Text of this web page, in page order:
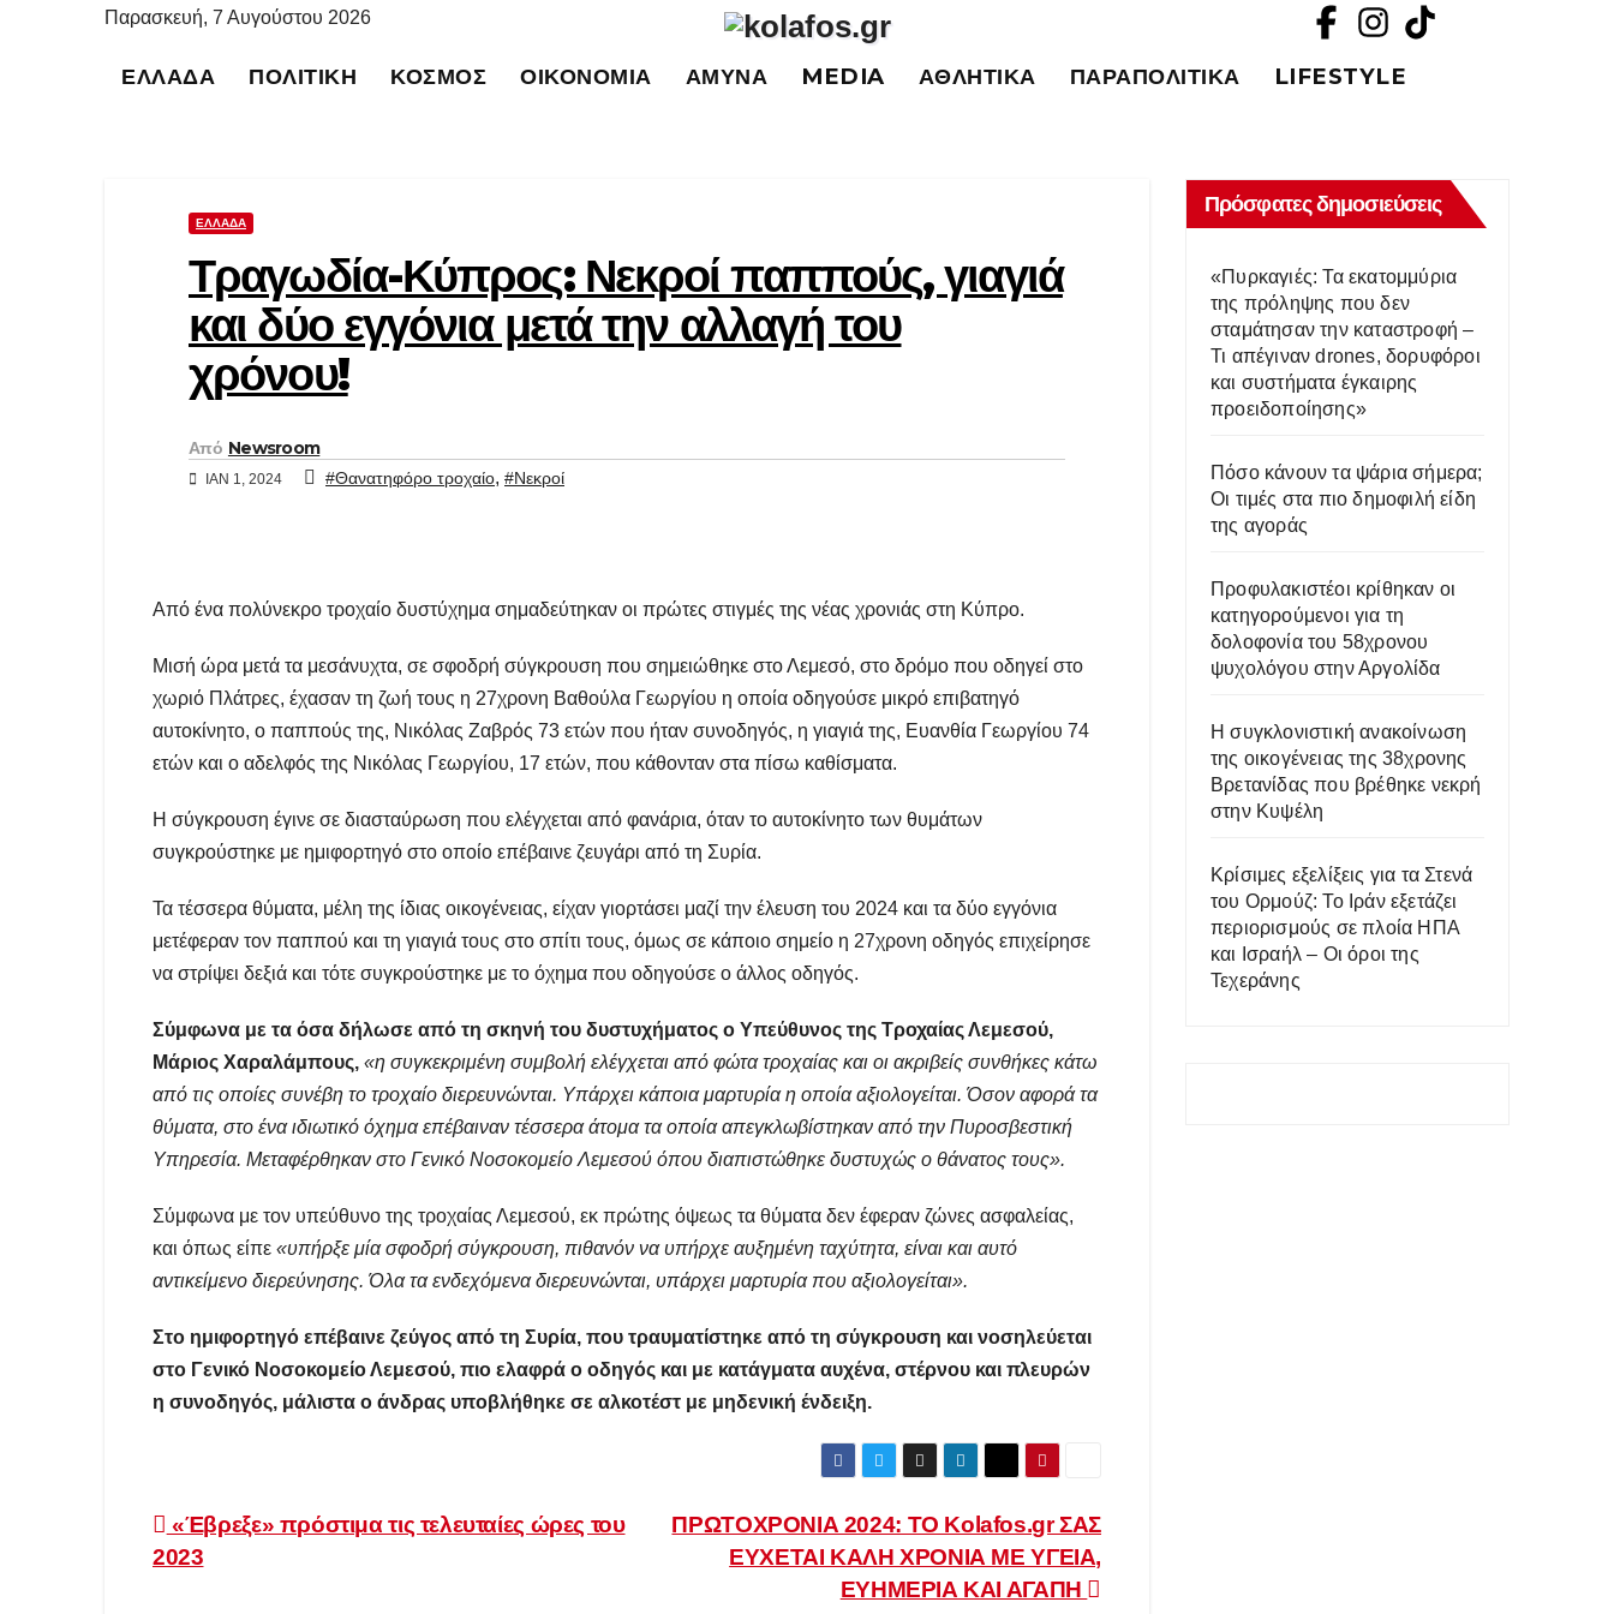
Παρασκευή, 7 Αυγούστου 2026
ΕΛΛΆΔΑ ΠΟΛΙΤΙΚΉ ΚΌΣΜΟΣ ΟΙΚΟΝΟΜΊΑ ΆΜΥΝΑ MEDIA ΑΘΛΗΤΙΚΆ ΠΑΡΑΠΟΛΙΤΙΚΆ LIFESTYLE
ΕΛΛΆΔΑ
Τραγωδία-Κύπρος: Νεκροί παππούς, γιαγιά
και δύο εγγόνια μετά την αλλαγή του
χρόνου!
Από Newsroom
ΙΑΝ 1, 2024 #Θανατηφόρο τροχαίο, #Νεκροί
Από ένα πολύνεκρο τροχαίο δυστύχημα σημαδεύτηκαν οι πρώτες στιγμές της νέας χρονιάς στη Κύπρο.
Μισή ώρα μετά τα μεσάνυχτα, σε σφοδρή σύγκρουση που σημειώθηκε στο Λεμεσό, στο δρόμο που οδηγεί στο
χωριό Πλάτρες, έχασαν τη ζωή τους η 27χρονη Βαθούλα Γεωργίου η οποία οδηγούσε μικρό επιβατηγό
αυτοκίνητο, ο παππούς της, Νικόλας Ζαβρός 73 ετών που ήταν συνοδηγός, η γιαγιά της, Ευανθία Γεωργίου 74
ετών και ο αδελφός της Νικόλας Γεωργίου, 17 ετών, που κάθονταν στα πίσω καθίσματα.
Η σύγκρουση έγινε σε διασταύρωση που ελέγχεται από φανάρια, όταν το αυτοκίνητο των θυμάτων
συγκρούστηκε με ημιφορτηγό στο οποίο επέβαινε ζευγάρι από τη Συρία.
Τα τέσσερα θύματα, μέλη της ίδιας οικογένειας, είχαν γιορτάσει μαζί την έλευση του 2024 και τα δύο εγγόνια
μετέφεραν τον παππού και τη γιαγιά τους στο σπίτι τους, όμως σε κάποιο σημείο η 27χρονη οδηγός επιχείρησε
να στρίψει δεξιά και τότε συγκρούστηκε με το όχημα που οδηγούσε ο άλλος οδηγός.
Σύμφωνα με τα όσα δήλωσε από τη σκηνή του δυστυχήματος ο Υπεύθυνος της Τροχαίας Λεμεσού,
Μάριος Χαραλάμπους, «η συγκεκριμένη συμβολή ελέγχεται από φώτα τροχαίας και οι ακριβείς συνθήκες κάτω
από τις οποίες συνέβη το τροχαίο διερευνώνται. Υπάρχει κάποια μαρτυρία η οποία αξιολογείται. Όσον αφορά τα
θύματα, στο ένα ιδιωτικό όχημα επέβαιναν τέσσερα άτομα τα οποία απεγκλωβίστηκαν από την Πυροσβεστική
Υπηρεσία. Μεταφέρθηκαν στο Γενικό Νοσοκομείο Λεμεσού όπου διαπιστώθηκε δυστυχώς ο θάνατος τους».
Σύμφωνα με τον υπεύθυνο της τροχαίας Λεμεσού, εκ πρώτης όψεως τα θύματα δεν έφεραν ζώνες ασφαλείας,
και όπως είπε «υπήρξε μία σφοδρή σύγκρουση, πιθανόν να υπήρχε αυξημένη ταχύτητα, είναι και αυτό
αντικείμενο διερεύνησης. Όλα τα ενδεχόμενα διερευνώνται, υπάρχει μαρτυρία που αξιολογείται».
Στο ημιφορτηγό επέβαινε ζεύγος από τη Συρία, που τραυματίστηκε από τη σύγκρουση και νοσηλεύεται
στο Γενικό Νοσοκομείο Λεμεσού, πιο ελαφρά ο οδηγός και με κατάγματα αυχένα, στέρνου και πλευρών
η συνοδηγός, μάλιστα ο άνδρας υποβλήθηκε σε αλκοτέστ με μηδενική ένδειξη.
Πλοήγηση
άρθρων
ΠΡΩΤΟΧΡΟΝΙΑ 2024: ΤΟ Kolafos.gr ΣΑΣ
ΕΥΧΕΤΑΙ ΚΑΛΗ ΧΡΟΝΙΑ ΜΕ ΥΓΕΙΑ,
ΕΥΗΜΕΡΙΑ ΚΑΙ ΑΓΑΠΗ
«Έβρεξε» πρόστιμα τις τελευταίες ώρες του
2023
Πρόσφατες δημοσιεύσεις
«Πυρκαγιές: Τα εκατομμύρια
της πρόληψης που δεν
σταμάτησαν την καταστροφή –
Τι απέγιναν drones, δορυφόροι
και συστήματα έγκαιρης
προειδοποίησης»
Πόσο κάνουν τα ψάρια σήμερα;
Οι τιμές στα πιο δημοφιλή είδη
της αγοράς
Προφυλακιστέοι κρίθηκαν οι
κατηγορούμενοι για τη
δολοφονία του 58χρονου
ψυχολόγου στην Αργολίδα
Η συγκλονιστική ανακοίνωση
της οικογένειας της 38χρονης
Βρετανίδας που βρέθηκε νεκρή
στην Κυψέλη
Κρίσιμες εξελίξεις για τα Στενά
του Ορμούζ: Το Ιράν εξετάζει
περιορισμούς σε πλοία ΗΠΑ
και Ισραήλ – Οι όροι της
Τεχεράνης